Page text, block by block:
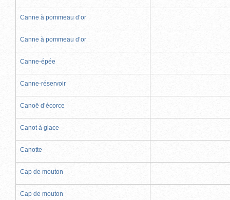
Canne à pommeau d’or
Canne à pommeau d’or
Canne-épée
Canne-réservoir
Canoë d’écorce
Canot à glace
Canotte
Cap de mouton
Cap de mouton